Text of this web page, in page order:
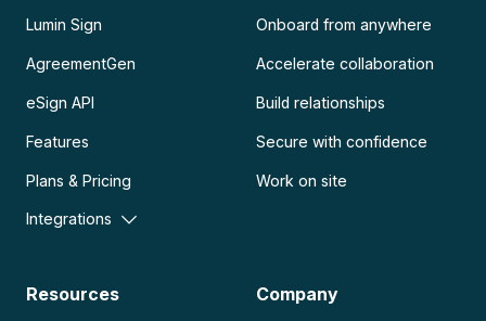
Lumin Sign
AgreementGen
eSign API
Features
Plans & Pricing
Integrations
Onboard from anywhere
Accelerate collaboration
Build relationships
Secure with confidence
Work on site
Resources Company